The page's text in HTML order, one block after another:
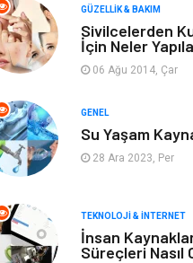
& İçme Gıda
& Hobi
Spor
Ekonomi
Kültür Emlak
GÜZELLIK & BAKIM
Sivilcelerden
İçin Neler
06 Ağu 2014, Çar
GENEL
Su Yaşam
28 Ara 2023, Per
TEKNOLOJI & İNTERNET
İnsan
Süreçleri Nasıl